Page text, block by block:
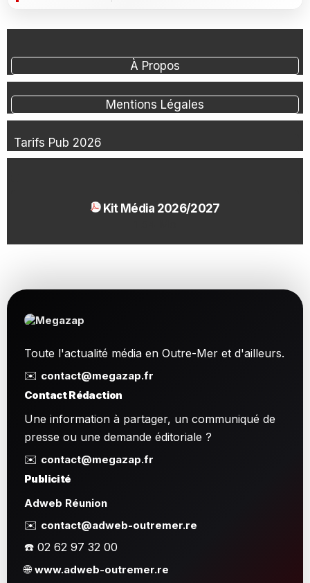
À Propos
Mentions Légales
Tarifs Pub 2026
Kit Média 2026/2027
Toute l'actualité média en Outre-Mer et d'ailleurs.
✉️ contact@megazap.fr
Contact Rédaction
Une information à partager, un communiqué de
presse ou une demande éditoriale ?
✉️ contact@megazap.fr
Publicité
Adweb Réunion
✉️ contact@adweb-outremer.re
☎️ 02 62 97 32 00
🌐www.adweb-outremer.re